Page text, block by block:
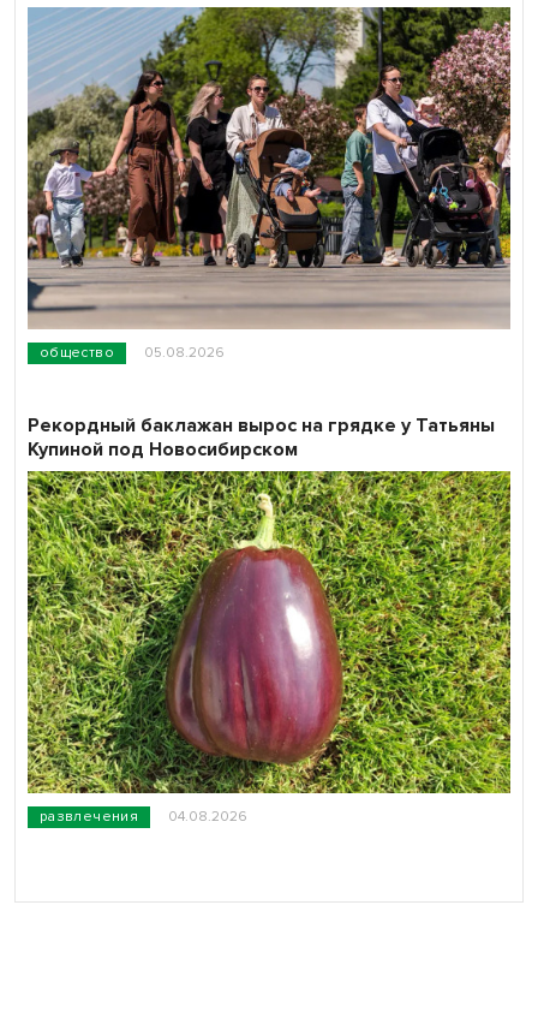
общество 05.08.2026
развлечения 04.08.2026
Рекордный баклажан вырос на грядке у Татьяны
Купиной под Новосибирском